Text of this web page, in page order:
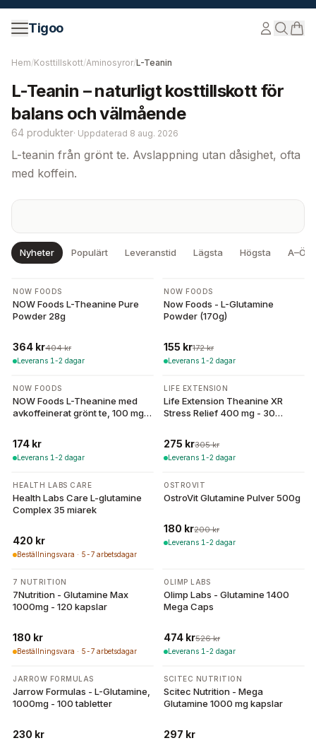
Hoppa till innehåll
Tigoo
Hem/Kosttillskott/Aminosyror/L-Teanin
L-Teanin – naturligt kosttillskott för
balans och välmående
64 produkter· Uppdaterad 8 aug. 2026
L-teanin från grönt te. Avslappning utan dåsighet, ofta
med koffein.
Nyheter Populärt Leveranstid Lägsta Högsta A–Ö
-10%
NOW FOODS
NOW Foods L-Theanine Pure
Powder 28g
364 kr404 kr
Leverans 1-2 dagar
-10%
NOW FOODS
Now Foods - L-Glutamine
Powder (170g)
155 kr172 kr
Leverans 1-2 dagar
NOW FOODS
NOW Foods L-Theanine med
avkoffeinerat grönt te, 100 mg -
174 kr
Leverans 1-2 dagar
-10%
LIFE EXTENSION
Life Extension Theanine XR
Stress Relief 400 mg - 30
275 kr305 kr
Leverans 1-2 dagar
HEALTH LABS CARE
Health Labs Care L-glutamine
Complex 35 miarek
420 kr
Beställningsvara · 5-7 arbetsdagar
-10%
OSTROVIT
OstroVit Glutamine Pulver 500g
180 kr200 kr
Leverans 1-2 dagar
7 NUTRITION
7Nutrition - Glutamine Max
1000mg - 120 kapslar
180 kr
Beställningsvara · 5-7 arbetsdagar
-10 %
OLIMP LABS
Olimp Labs - Glutamine 1400
Mega Caps
474 kr526 kr
Leverans 1-2 dagar
JARROW FORMULAS
Jarrow Formulas - L-Glutamine,
1000mg - 100 tabletter
230 kr
SCITEC NUTRITION
Scitec Nutrition - Mega
Glutamine 1000 mg kapslar
297 kr